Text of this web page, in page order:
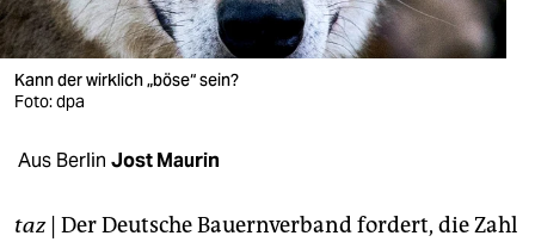
verlag
veranstaltungen
fragen & hilfe
unterstützen
Kann der wirklich „böse“ sein?
Foto: dpa
Aus Berlin Jost Maurin
taz| Der Deutsche Bauernverband fordert, die Zahl